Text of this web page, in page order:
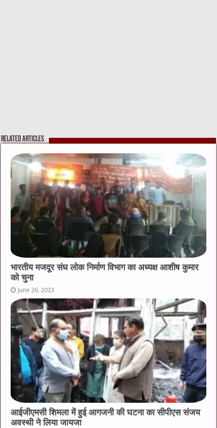
Related Articles
भारतीय मजदूर संघ लोक निर्माण विभाग का अध्यक्ष आशीष कुमार
को चुना
June 26, 2023
आईजीएमसी शिमला में हुई आगजनी की घटना का सीपीएस संजय
अवस्थी ने लिया जायजा